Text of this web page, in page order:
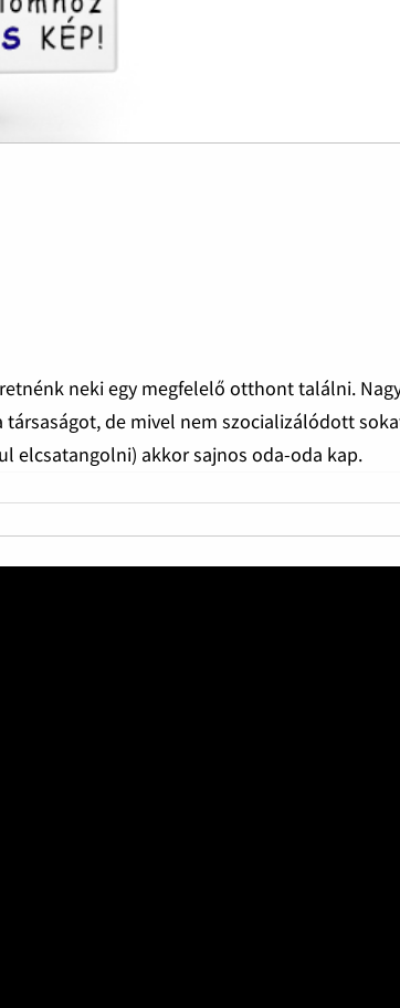
neki egy megfelelő otthont találni.
de mivel nem szocializálódott
elcsatangolni) akkor sajnos oda-oda kap.